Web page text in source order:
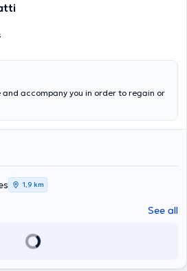
accompany you in order to regain or
1,9 km
See all